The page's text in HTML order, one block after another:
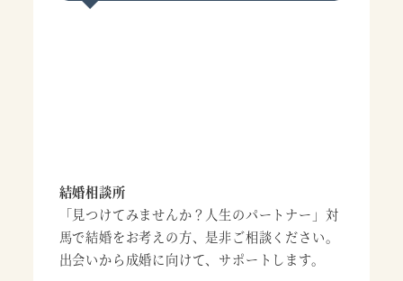
結婚相談所
「見つけてみませんか？人生のパートナー」対
馬で結婚をお考えの方、是非ご相談ください。
出会いから成婚に向けて、サポートします。